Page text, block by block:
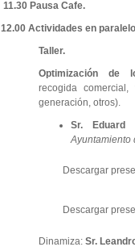
11.30 Pausa Cafe.
12.00 Actividades en
Taller.
Optimización de
recogida
generación, otros).
Sr. Eduard
Ayuntamiento
Descargar
Descargar
Dinamiza:Sr.